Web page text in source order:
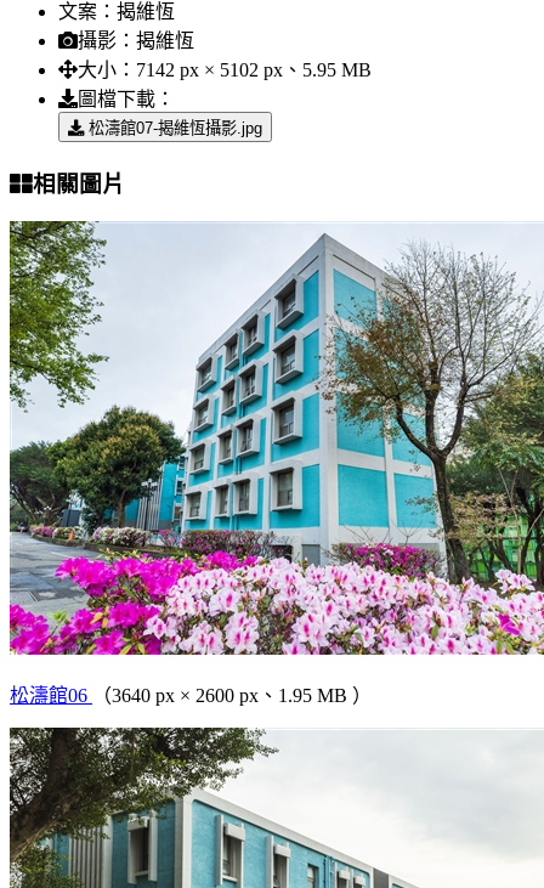
文案： 揭維恆
攝影： 揭維恆
大小： 7142 px × 5102 px、5.95 MB
圖檔下載：
松濤館07-揭維恆攝影.jpg
相關圖片
松濤館06 （3640 px × 2600 px、1.95 MB ）